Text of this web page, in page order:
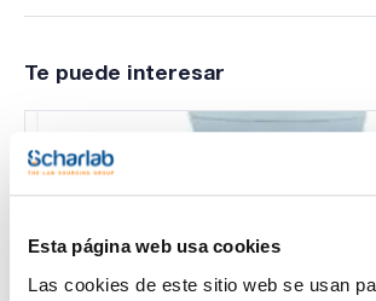
Esta página web usa cookies
Las cookies de este sitio web se usan
Te puede interesar